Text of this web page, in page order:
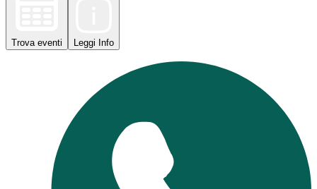
Trova eventi Leggi Info